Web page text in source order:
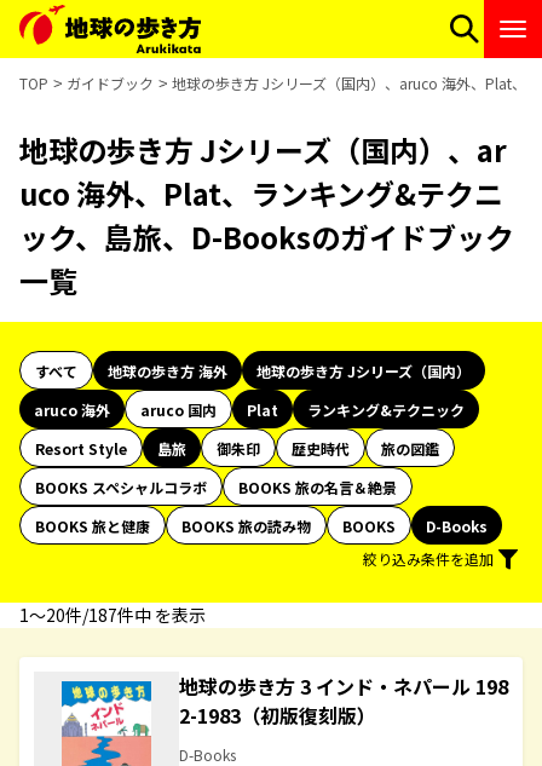
TOP ガイドブック 地球の歩き方 Jシリーズ（国内）、aruco 海外、Plat、
地球の歩き方 Jシリーズ（国内）、ar
uco 海外、Plat、ランキング&テクニ
ック、島旅、D-Booksのガイドブック
一覧
すべて 地球の歩き方 海外
地球の歩き方 Jシリーズ（国内）
aruco 海外
aruco 国内 Plat
ランキング&テクニック
Resort Style
島旅 御朱印 歴史時代
旅の図鑑
BOOKS スペシャルコラボ
BOOKS 旅の名言＆絶景
BOOKS 旅と健康
BOOKS 旅の読み物 BOOKS
D-Books
絞り込み条件を追加
1〜20件/187件中 を表示
地球の歩き方 3 インド・ネパール 198
2-1983（初版復刻版）
D-Books